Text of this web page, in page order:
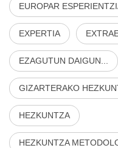
EUROPAR
EXPERTIA
EZAGUTUN DAIGUN...
GIZARTERAKO
HEZKUNTZA
HEZKUNTZA